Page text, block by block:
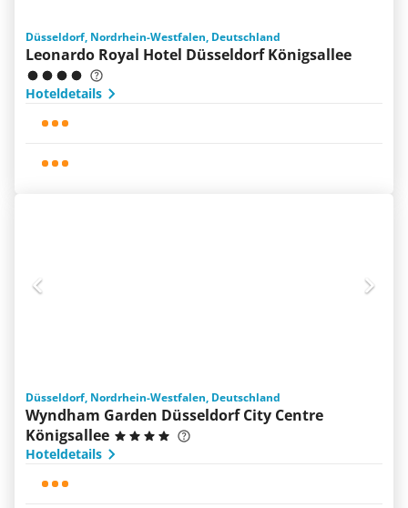
Düsseldorf, Nordrhein-Westfalen, Deutschland
Leonardo Royal Hotel Düsseldorf Königsallee
Hoteldetails
Düsseldorf, Nordrhein-Westfalen, Deutschland
Wyndham Garden Düsseldorf City Centre
Königsallee
Hoteldetails